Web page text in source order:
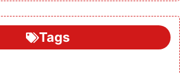
Tags